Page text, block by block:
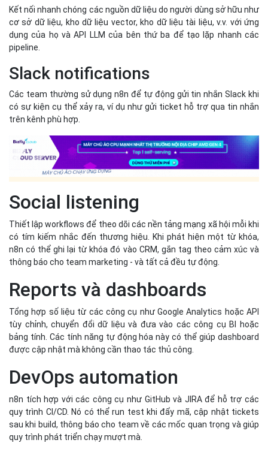
Kết nối nhanh chóng các nguồn dữ liệu do người dùng sở hữu như
cơ sở dữ liệu, kho dữ liệu vector, kho dữ liệu tài liệu, v.v. với ứng
dụng của họ và API LLM của bên thứ ba để tạo lặp nhanh các
pipeline.
Slack notifications
Các team thường sử dụng n8n để tự động gửi tin nhắn Slack khi
có sự kiện cụ thể xảy ra, ví dụ như gửi ticket hỗ trợ qua tin nhắn
trên kênh phù hợp.
Social listening
Thiết lập workflows để theo dõi các nền tảng mạng xã hội mỗi khi
có tím kiếm nhắc đến thương hiệu. Khi phát hiện một từ khóa,
n8n có thể ghi lại từ khóa đó vào CRM, gắn tag theo cảm xúc và
thông báo cho team marketing - và tất cả đều tự động.
Reports và dashboards
Tổng hợp số liệu từ các công cụ như Google Analytics hoặc API
tùy chỉnh, chuyển đổi dữ liệu và đưa vào các công cụ BI hoặc
bảng tính. Các tính năng tự động hóa này có thể giúp dashboard
được cập nhật mà không cần thao tác thủ công.
DevOps automation
n8n tích hợp với các công cụ như GitHub và JIRA để hỗ trợ các
quy trình CI/CD. Nó có thể run test khi đẩy mã, cập nhật tickets
sau khi build, thông báo cho team về các mốc quan trọng và giúp
quy trình phát triển chạy mượt mà.